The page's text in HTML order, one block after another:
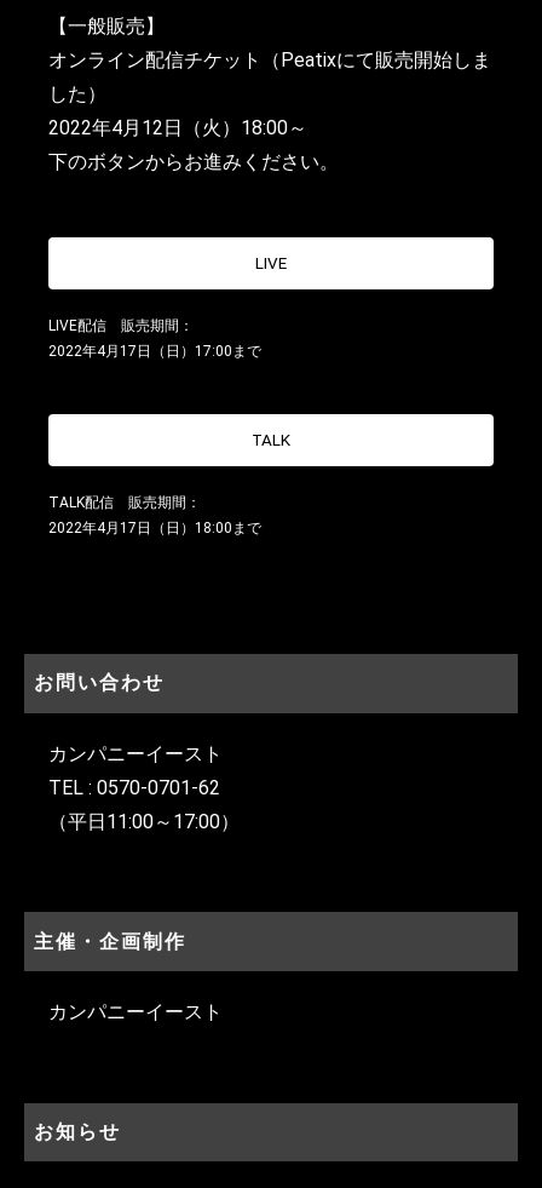
【一般販売】
オンライン配信チケット（Peatixにて販売開始しま
した）
2022年4月12日（火）18:00～
下のボタンからお進みください。
LIVE
LIVE配信 販売期間：
2022年4月17日（日）17:00まで
TALK
TALK配信 販売期間：
2022年4月17日（日）18:00まで
お問い合わせ
カンパニーイースト
TEL : 0570-0701-62
（平日11:00～17:00）
主催・企画制作
カンパニーイースト
お知らせ